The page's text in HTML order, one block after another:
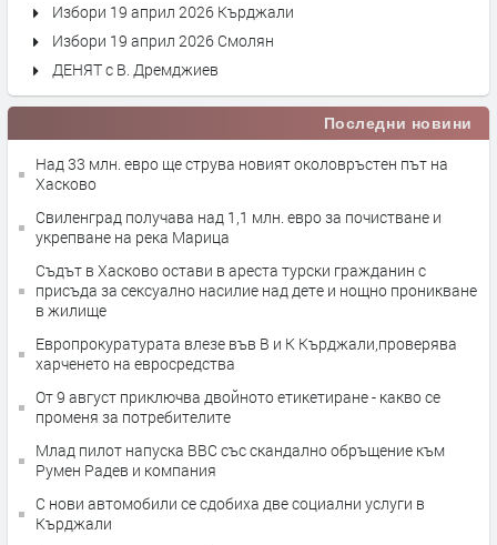
Избори 19 април 2026 Кърджали
Избори 19 април 2026 Смолян
ДЕНЯТ с В. Дремджиев
Последни новини
Над 33 млн. евро ще струва новият околовръстен път на
Хасково
Свиленград получава над 1,1 млн. евро за почистване и
укрепване на река Марица
Съдът в Хасково остави в ареста турски гражданин с
присъда за сексуално насилие над дете и нощно проникване
в жилище
Европрокуратурата влезе във В и К Кърджали,проверява
харченето на евросредства
От 9 август приключва двойното етикетиране - какво се
променя за потребителите
Млад пилот напуска ВВС със скандално обръщение към
Румен Радев и компания
С нови автомобили се сдобиха две социални услуги в
Кърджали